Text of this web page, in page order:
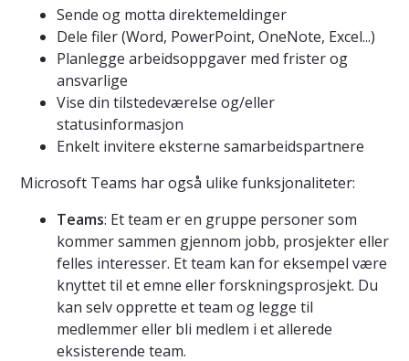
Sende og motta direktemeldinger
Dele filer (Word, PowerPoint, OneNote, Excel...)
Planlegge arbeidsoppgaver med frister og
ansvarlige
Vise din tilstedeværelse og/eller
statusinformasjon
Enkelt invitere eksterne samarbeidspartnere
Microsoft Teams har også ulike funksjonaliteter:
Teams: Et team er en gruppe personer som
kommer sammen gjennom jobb, prosjekter eller
felles interesser. Et team kan for eksempel være
knyttet til et emne eller forskningsprosjekt. Du
kan selv opprette et team og legge til
medlemmer eller bli medlem i et allerede
eksisterende team.